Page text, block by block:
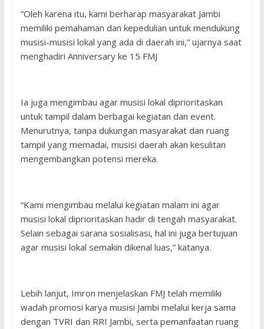
“Oleh karena itu, kami berharap masyarakat Jambi
memiliki pemahaman dan kepedulian untuk mendukung
musisi-musisi lokal yang ada di daerah ini,” ujarnya saat
menghadiri Anniversary ke 15 FMJ
Ia juga mengimbau agar musisi lokal diprioritaskan
untuk tampil dalam berbagai kegiatan dan event.
Menurutnya, tanpa dukungan masyarakat dan ruang
tampil yang memadai, musisi daerah akan kesulitan
mengembangkan potensi mereka.
“Kami mengimbau melalui kegiatan malam ini agar
musisi lokal diprioritaskan hadir di tengah masyarakat.
Selain sebagai sarana sosialisasi, hal ini juga bertujuan
agar musisi lokal semakin dikenal luas,” katanya.
Lebih lanjut, Imron menjelaskan FMJ telah memiliki
wadah promosi karya musisi Jambi melalui kerja sama
dengan TVRI dan RRI Jambi, serta pemanfaatan ruang